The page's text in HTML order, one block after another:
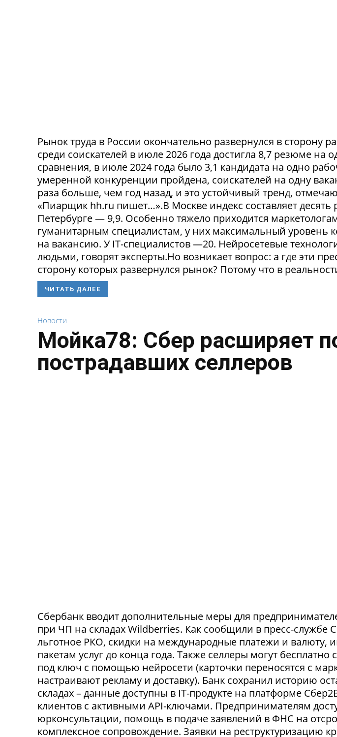
Рынок труда в России окончательно развернулся в сторону
среди соискателей в июле 2026 года достигла 8,7 резюме на
сравнения, в июле 2024 года было 3,1 кандидата на одно
умеренной конкуренции пройдена, соискателей на одну
раза больше, чем год назад, и это устойчивый тренд,
«Пиарщик hh.ru пишет…».В Москве индекс составляет
Петербурге — 9,9. Особенно тяжело приходится
гуманитарным специалистам, у них максимальный уровень
на вакансию. У IT-специалистов —20. Нейросетевые
людьми, говорят эксперты.Но возникает вопрос: а где эти
сторону которых развернулся рынок? Потому что в
ЧИТАТЬ ДАЛЕЕ
Новости
Мойка78: Сбер расширяет
пострадавших селлеров
Сбербанк вводит дополнительные меры для
при ЧП на складах Wildberries. Как сообщили в пресс-службе
льготное РКО, скидки на международные платежи и валюту,
пакетам услуг до конца года. Также селлеры могут бесплатно
под ключ с помощью нейросети (карточки переносятся с
настраивают рекламу и доставку). Банк сохранил историю
складах – данные доступны в IT-продукте на платформе
клиентов с активными API-ключами. Предпринимателям
юрконсультации, помощь в подаче заявлений в ФНС на
комплексное сопровождение. Заявки на реструктуризацию